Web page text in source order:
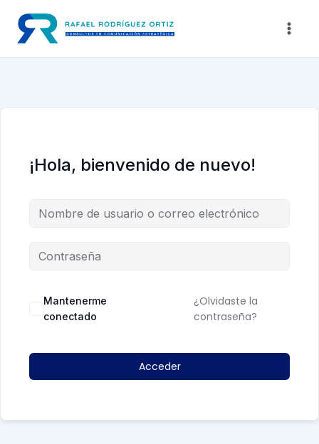
contenido
¡Hola, bienvenido de nuevo!
Mantenerme
conectado
¿Olvidaste la
contraseña?
Acceder